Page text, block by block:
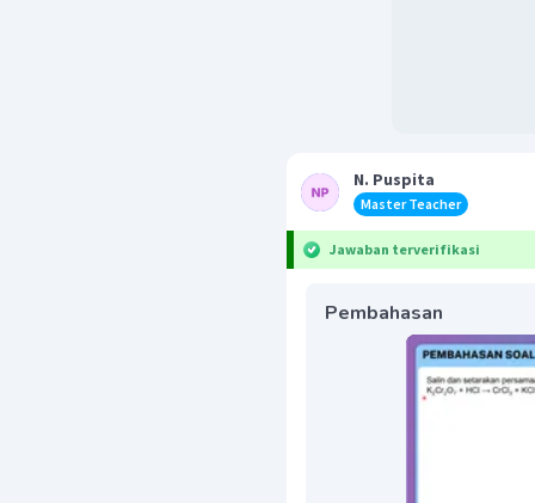
N. Puspita
Master Teacher
Jawaban terverifikasi
Pembahasan